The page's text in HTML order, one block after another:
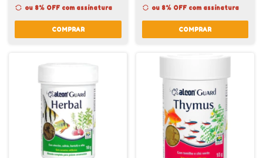
ou 8% OFF com assinatura
COMPRAR
ou 8% OFF com assinatura
COMPRAR